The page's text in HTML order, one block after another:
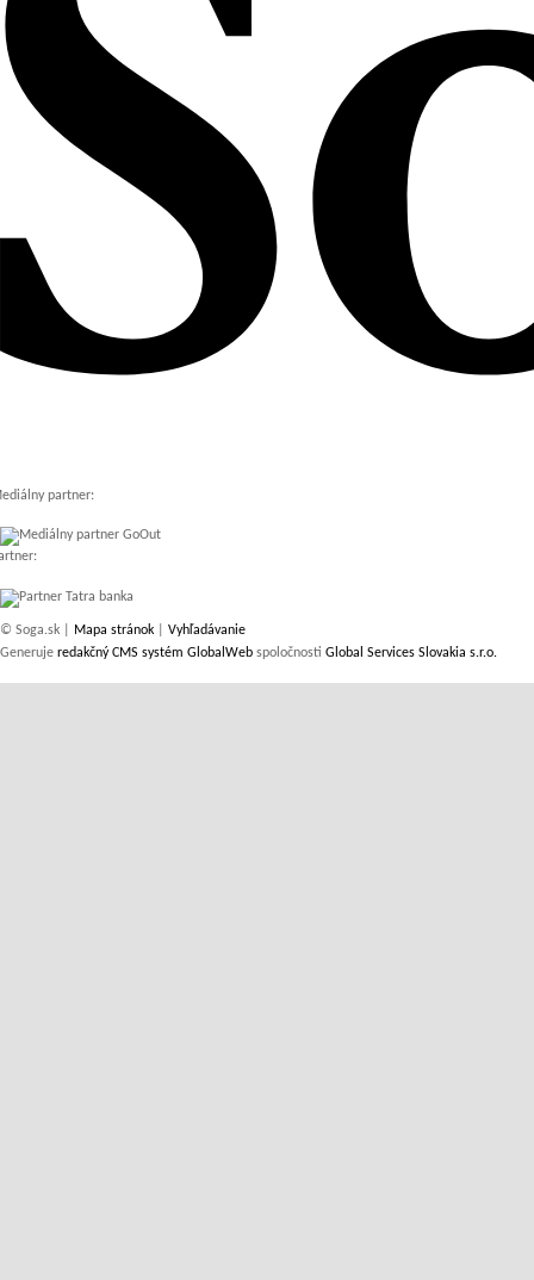
partner:
© Soga.sk | Mapa stránok
Vyhľadávanie
Generuje redakčný CMS systém GlobalWeb spoločnosti Global Services Slovakia s.r.o.